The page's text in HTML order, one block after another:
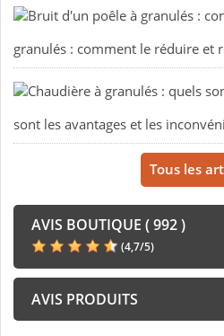
granulés : comment le réduire et
sont les avantages et les
Tous les
AVIS BOUTIQUE ( 992 )
(4,7/5)
AVIS PRODUITS